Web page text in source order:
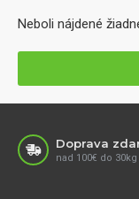
Neboli nájdené
Doprava
nad 100€ do 30kg